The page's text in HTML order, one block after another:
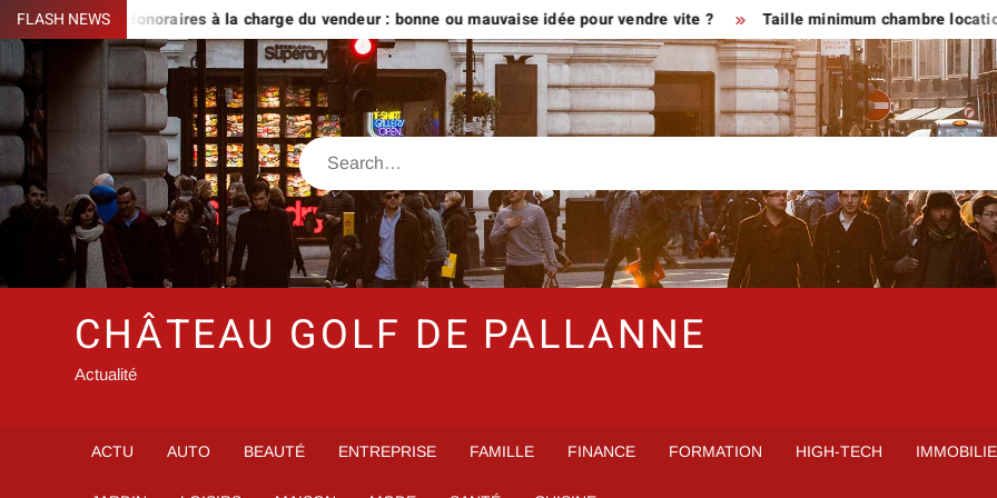
Skip
to
content
FLASH NEWSHonoraires à la charge du vendeur : bonne ou mauvaise idée pour vendre vite ? Taille minimum chambre location en
Search
CHÂTEAU GOLF DE PALLANNE
Actualité
ACTU AUTO BEAUTÉ ENTREPRISE FAMILLE FINANCE FORMATION HIGH-TECH